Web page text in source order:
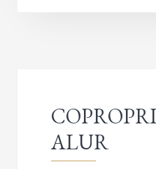
ALUR